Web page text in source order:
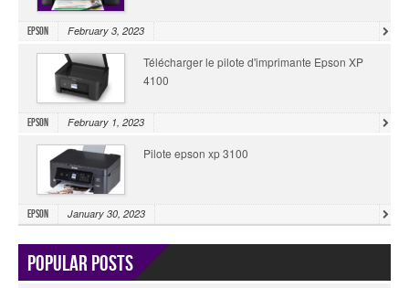
Epson February 3, 2023
Télécharger le pilote d'imprimante Epson XP
4100
Epson February 1, 2023
Pilote epson xp 3100
Epson January 30, 2023
Popular Posts